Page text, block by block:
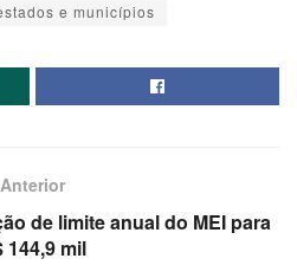
e municípios
Anterior
de limite anual do MEI para
144,9 mil